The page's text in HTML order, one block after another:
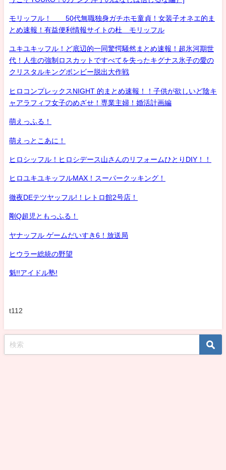
モリッフル！ 50代無職独身ガチホモ童貞！女装子オネエ的ま
とめ速報！有益便利情報サイトの杜 モリッフル
ユキユキッフル！ど底辺的一同驚愕騒然まとめ速報！超氷河期世
代！人生の強制ロスカットですべてを失ったキグナス氷子の愛の
クリスタルキングボンビー脱出大作戦
ヒロコンプレックスNIGHT 的まとめ速報！！子供が欲しいど陰キ
ャアラフィフ女子のめざせ！専業主婦！婚活計画編
萌えっふる！
萌えっとこあに！
ヒロシッフル！ヒロシデース山さんのリフォームひとりDIY！！
ヒロユキユキッフルMAX！スーパークッキング！
徹夜DEテツヤッフル!！レトロ館2号店！
剛Q超児ともっふる！
ヤナッフル ゲームだいすき6！放送局
ヒウラー総統の野望
魁!!アイドル塾!
t112